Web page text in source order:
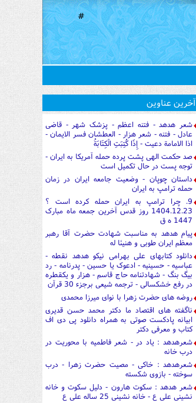
#
آخرین عناوین
شعر هدهد - فتنه اعظم - پزشک شهر - قاضی
عادل - فتنه - شعر هزار - العطشان فسر الایمان -
اذا الامامة دعیت - إِذَا كُتِبَتِ الْكِتَابَةُ
صد حکمت الهی پشت پرده حمله آمریکا به ایران -
توجه پست در حال تکمیل است
داستان چوپان - وضعیت جامعه ایران در زمان
حمله ترامپ به ایران
9. چرا ترامپ به ایران حمله کرده است ؟
1404.12.23 روز قدس آخرین جمعه ماه مبارک
1447 ه ق
پیام هدهد به مناسبت شهادت حضرت آقا رهبر
معظم ایران طوبی و هنیئا له
دانلود کتابهای علی بهرامی نیکو هدهد نقطه -
عباسیه - حسینیه - ادعوک یا حسین - پدرنامه - رد
بیگ بنگ - شهادتنامه حاج قاسم - هزار و یکقطره
در رفع خشکسالی - ترجمه شیعی برجزء 30 قرآن
روضه های حضرت زهرا با نوای میرزا محمدی
ناگفته های اقتصاد ما دکتر محمد حسن قدیری
ابیانه پادکست صوتی به همراه دانلود پی دی اف
کتاب و معرفی دکتر
شعرهدهد : یاد در - شعر فاطمیه با محوریت در
درب خانه
شعرهدهد : خاکی - مصیت حضرت زهرا - درب
سوخته - بازوی شکسته
شعر هدهد : سکوت هارون - دلیل سکوت و خانه
نشینی علی ع - خانه نشینی 25 ساله علی ع